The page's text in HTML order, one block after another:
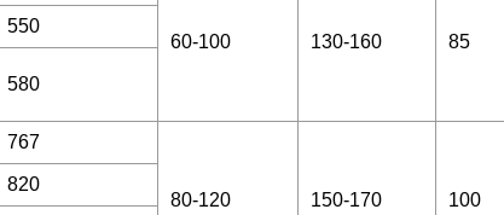
60-100 130-160 85
550
580
767
80-120 150-170 100
820